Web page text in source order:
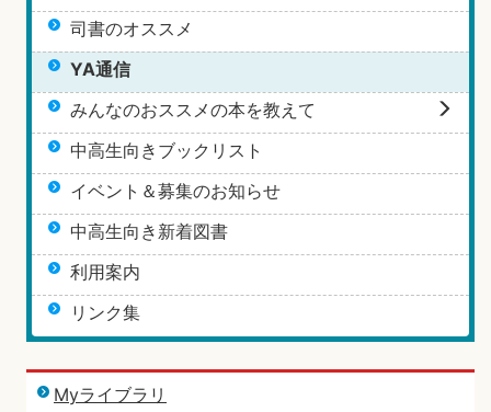
司書のオススメ
YA通信
みんなのおススメの本を教えて
中高生向きブックリスト
イベント＆募集のお知らせ
中高生向き新着図書
利用案内
リンク集
Myライブラリ